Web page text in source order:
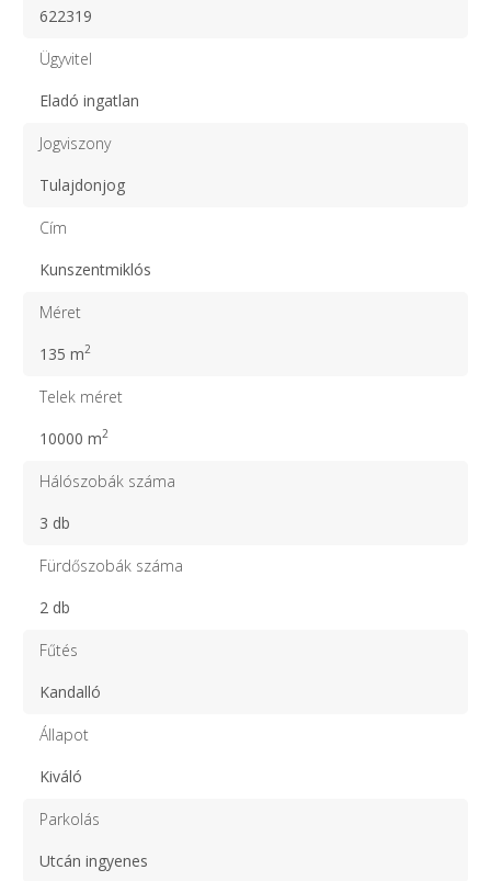
622319
Ügyvitel
Eladó ingatlan
Jogviszony
Tulajdonjog
Cím
Kunszentmiklós
Méret
135 m2
Telek méret
10000 m2
Hálószobák száma
3 db
Fürdőszobák száma
2 db
Fűtés
Kandalló
Állapot
Kiváló
Parkolás
Utcán ingyenes